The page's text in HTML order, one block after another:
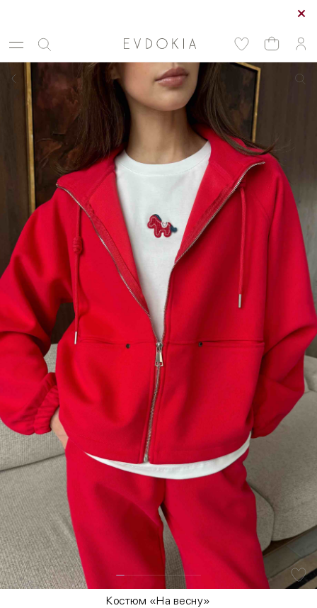
Костюм «На весну»